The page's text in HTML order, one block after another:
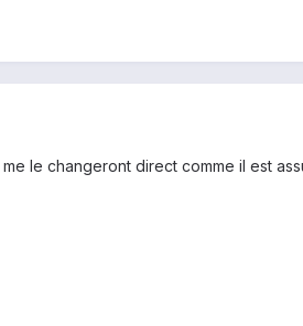
le changeront direct comme il est